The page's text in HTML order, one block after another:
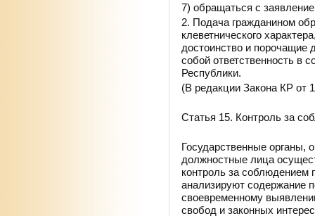
7) обращаться с
2. Подача гражданином
клеветнического
достоинство и порочащие
собой ответственность в
Республики.
(В редакции Закона КР от
Статья 15. Контроль за
Государственные органы,
должностные лица
контроль за соблюдением
анализируют содержание
своевременному
свобод и законных